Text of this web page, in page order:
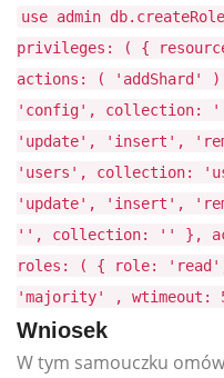
use admin
privileges: ( {
actions: ( 'addShard'
'config', collection:
'update', 'insert',
'users', collection:
'update', 'insert',
'', collection: '' },
roles: ( { role:
'majority' , wtimeout:
Wniosek
W tym samouczku